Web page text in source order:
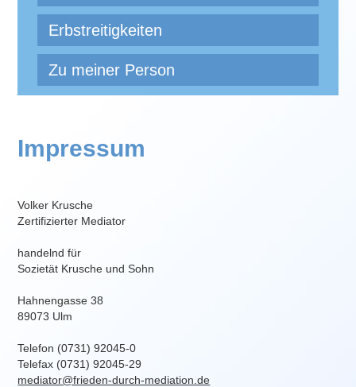
Erbstreitigkeiten
Zu meiner Person
Impressum
Volker Krusche
Zertifizierter Mediator
handelnd für
Sozietät Krusche und Sohn
Hahnengasse 38
89073 Ulm
Telefon (0731) 92045-0
Telefax (0731) 92045-29
mediator@frieden-durch-mediation.de